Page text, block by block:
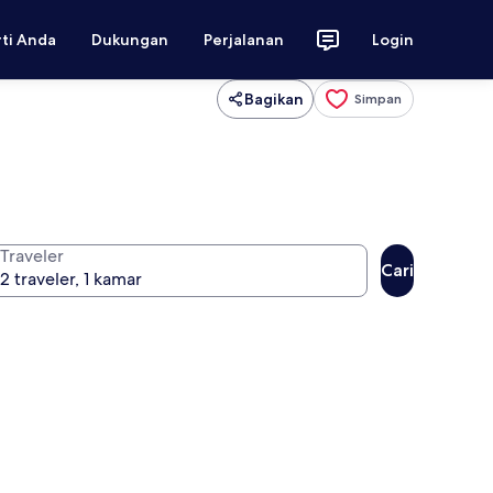
Anda Dukungan Perjalanan Login
Bagikan Simpan
Traveler
Cari